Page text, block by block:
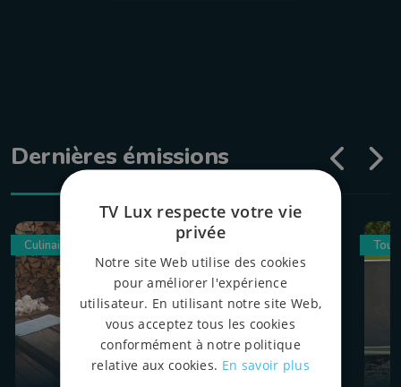
Dernières émissions
Culinaire
TV Lux respecte votre vie
privée
Notre site Web utilise des cookies
pour améliorer l'expérience
utilisateur. En utilisant notre site Web,
vous acceptez tous les cookies
conformément à notre politique
relative aux cookies. En savoir plus